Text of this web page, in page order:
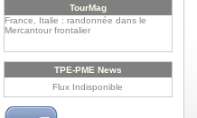
TourMag
France, Italie : randonnée dans le
Mercantour frontalier
TPE-PME News
Flux Indisponible